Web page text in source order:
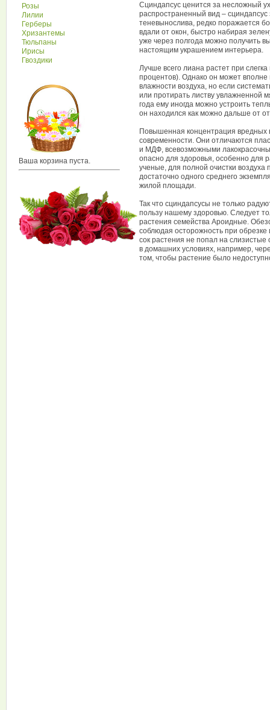
Розы
Лилии
Герберы
Хризантемы
Тюльпаны
Ирисы
Гвоздики
Ваша корзина пуста.
Сциндапсус ценится за несложный
распространенный вид –
теневынослива, редко поражается
вдали от окон, быстро набирая
уже через полгода можно получить
настоящим украшением интерьера.
Лучше всего лиана растет при
процентов). Однако он может
влажности воздуха, но если
или протирать листву увлажненной
года ему иногда можно устроить
он находился как можно дальше от
Повышенная концентрация вредных
современности. Они отличаются
и МДФ, всевозможными
опасно для здоровья, особенно для
ученые, для полной очистки
достаточно одного среднего
жилой площади.
Так что сциндапсусы не только
пользу нашему здоровью. Следует
растения семейства Ароидные.
соблюдая осторожность при
сок растения не попал на слизистые
в домашних условиях, например,
том, чтобы растение было